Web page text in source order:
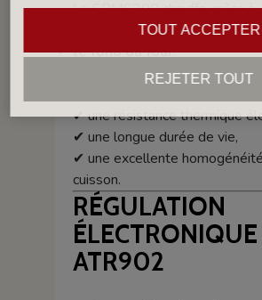
Le SBMS200 chauffe grâce à :
les deux parois verticales,
le fond du four.
Les résistances sont en
✔ une résistance thermique
✔ une longue durée de vie,
✔ une excellente
cuisson.
RÉGULATION
ÉLECTRONIQUE
ATR902
REJETER TOUT
TOUT ACCEPTER